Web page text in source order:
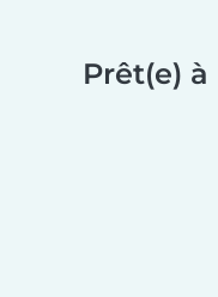
Prêt(e)